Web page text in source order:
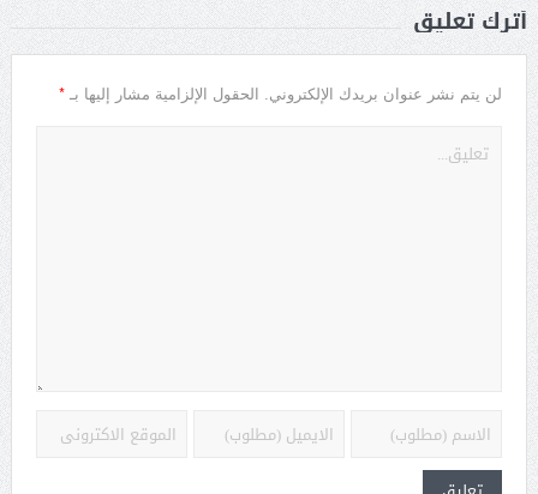
أترك تعليق
لن يتم نشر عنوان بريدك الإلكتروني. الحقول الإلزامية مشار إليها بـ *